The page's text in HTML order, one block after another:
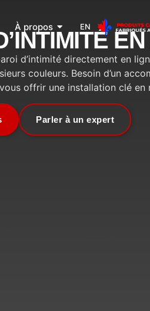
À propos EN
d’intimité directement en
couleurs. Besoin d’un
offrir une installation clé en
Parler à un expert